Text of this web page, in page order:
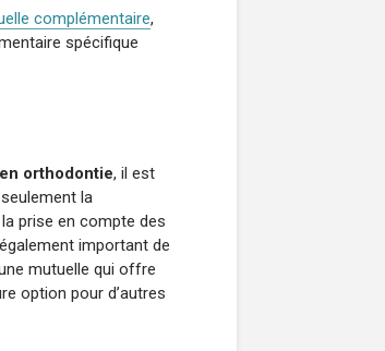
complémentaire,
spécifique
orthodontie, il est
la
prise en compte des
important de
mutuelle qui offre
option pour d’autres